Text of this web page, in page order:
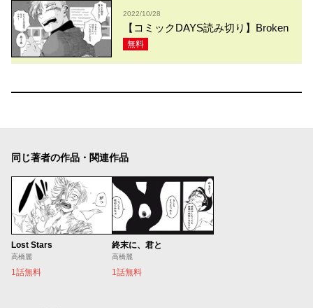
2022/10/28
【コミックDAYS読み切り】Broken
無料
同じ著者の作品・関連作品
Lost Stars
高橋麗
1話無料
終末に、君と
高橋麗
1話無料